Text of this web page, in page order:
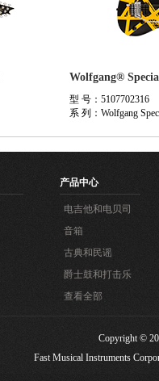
Wolfgang®
型 号：5107702316
系 列：Wolfgang
产品中心
电吉他和电贝司
音箱
古典和民谣
爵士鼓和打击乐
查看全部
Copyright ©
Fast Musical Instruments